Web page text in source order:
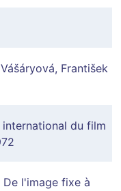
František
du film
De l'image fixe à